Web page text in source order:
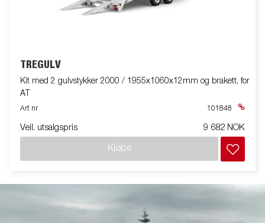
TREGULV
Kit med 2 gulvstykker 2000 / 1955x1060x12mm og brakett, for
AT
Art nr 101848
Veil. utsalgspris 9 682 NOK
Kjøpe